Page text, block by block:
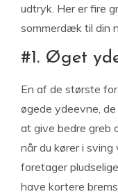
udtryk. Her er fire
sommerdæk til din
#1. Øget
En af de største
øgede ydeevne,
at give bedre greb
når du kører i
foretager
have kortere